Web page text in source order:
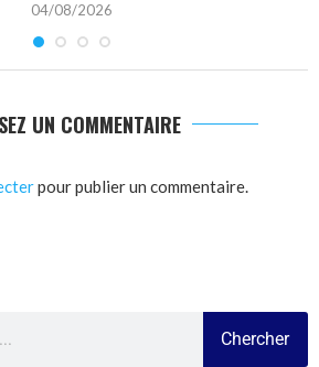
04/08/2026
UN COMMENTAIRE
pour publier un commentaire.
Chercher